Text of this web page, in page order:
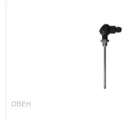
ОВЕН